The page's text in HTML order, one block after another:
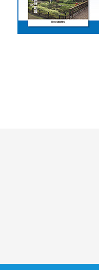
マイクリップに追加